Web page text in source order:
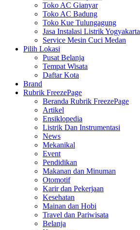
Toko AC Gianyar
Toko AC Badung
Toko Kue Tulungagung
Jasa Instalasi Listrik Yogyakarta
Service Mesin Cuci Medan
Pilih Lokasi
Pusat Belanja
Tempat Wisata
Daftar Kota
Brand
Rubrik FreezePage
Beranda Rubrik FreezePage
Artikel
Ensiklopedia
Listrik Dan Instrumentasi
News
Mekanikal
Event
Pendidikan
Makanan dan Minuman
Otomotif
Karir dan Pekerjaan
Kesehatan
Mainan dan Hobi
Travel dan Pariwisata
Belanja